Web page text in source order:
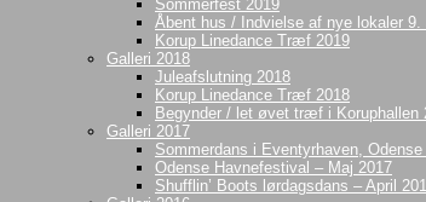
Sommerfest 2019
Åbent hus / Indvielse af nye lokaler 9.
Korup Linedance Træf 2019
Galleri 2018
Juleafslutning 2018
Korup Linedance Træf 2018
Begynder / let øvet træf i Koruphallen
Galleri 2017
Sommerdans i Eventyrhaven, Odense
Odense Havnefestival – Maj 2017
Shufflin’ Boots lørdagsdans – April